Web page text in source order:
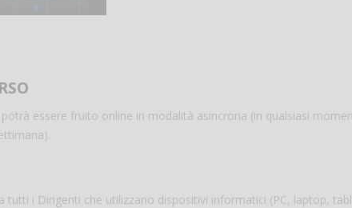
potrà essere fruito online in modalità asincrona (in qualsiasi
tutti i Dirigenti che utilizzano dispositivi informatici (PC, laptop,